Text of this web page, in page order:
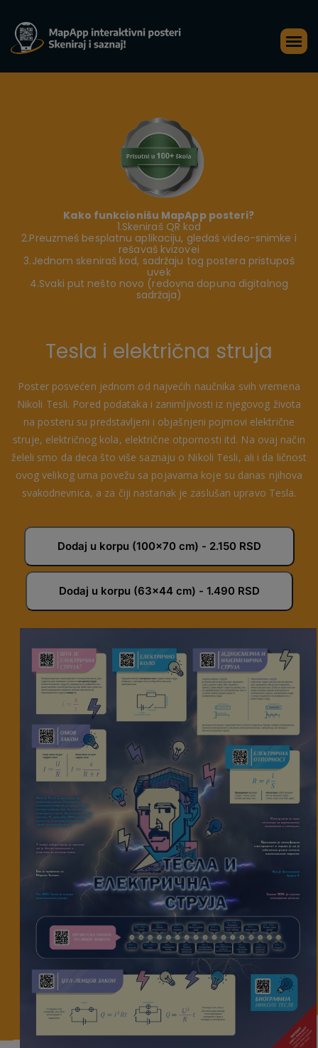
Kako funkcionišu MapApp posteri?
1.Skeniraš QR kod
2.Preuzmeš besplatnu aplikaciju, gledaš video-snimke i
rešavaš kvizovei
3.Jednom skeniraš kod, sadržaju tog postera pristupaš
uvek
4.Svaki put nešto novo (redovna dopuna digitalnog
sadržaja)
Tesla i električna struja
Poster posvećen jednom od najvećih naučnika svih vremena
Nikoli Tesli. Pored podataka i zanimljivosti iz njegovog života
na posteru su predstavljeni i objašnjeni pojmovi električne
struje, električnog kola, električne otpornosti itd. Na ovaj način
želeli smo da deca što više saznaju o Nikoli Tesli, ali i da ličnost
ovog velikog uma povežu sa pojavama koje su danas njihova
svakodnevnica, a za čiji nastanak je zaslušan upravo Tesla.
Dodaj u korpu (100x70 cm) - 2.150 RSD
Dodaj u korpu (63x44 cm) - 1.490 RSD